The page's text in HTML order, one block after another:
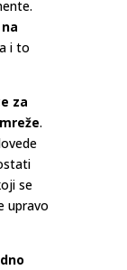
i to
za
.
se
upravo